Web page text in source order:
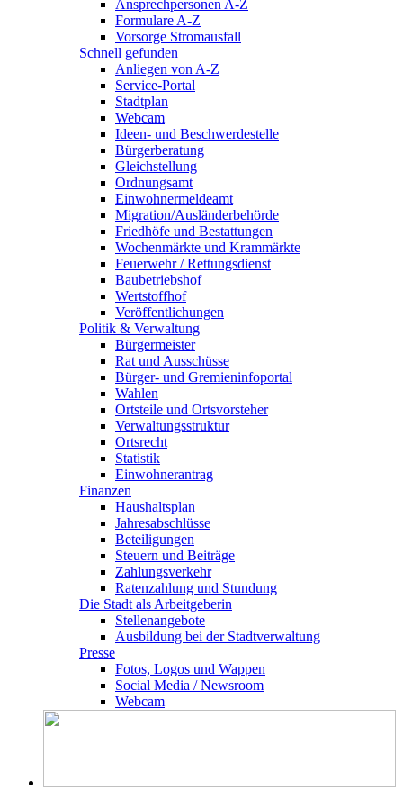
Ansprechpersonen A-Z
Formulare A-Z
Vorsorge Stromausfall
Schnell gefunden
Anliegen von A-Z
Service-Portal
Stadtplan
Webcam
Ideen- und Beschwerdestelle
Bürgerberatung
Gleichstellung
Ordnungsamt
Einwohnermeldeamt
Migration/Ausländerbehörde
Friedhöfe und Bestattungen
Wochenmärkte und Krammärkte
Feuerwehr / Rettungsdienst
Baubetriebshof
Wertstoffhof
Veröffentlichungen
Politik & Verwaltung
Bürgermeister
Rat und Ausschüsse
Bürger- und Gremieninfoportal
Wahlen
Ortsteile und Ortsvorsteher
Verwaltungsstruktur
Ortsrecht
Statistik
Einwohnerantrag
Finanzen
Haushaltsplan
Jahresabschlüsse
Beteiligungen
Steuern und Beiträge
Zahlungsverkehr
Ratenzahlung und Stundung
Die Stadt als Arbeitgeberin
Stellenangebote
Ausbildung bei der Stadtverwaltung
Presse
Fotos, Logos und Wappen
Social Media / Newsroom
Webcam